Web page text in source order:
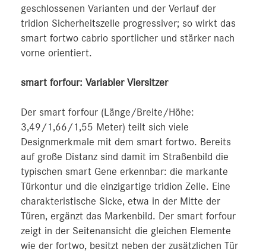
geschlossenen Varianten und der Verlauf der
tridion Sicherheitszelle progressiver; so wirkt das
smart fortwo cabrio sportlicher und stärker nach
vorne orientiert.
smart forfour: Variabler Viersitzer
Der smart forfour (Länge/Breite/Höhe:
3,49/1,66/1,55 Meter) teilt sich viele
Designmerkmale mit dem smart fortwo. Bereits
auf große Distanz sind damit im Straßenbild die
typischen smart Gene erkennbar: die markante
Türkontur und die einzigartige tridion Zelle. Eine
charakteristische Sicke, etwa in der Mitte der
Türen, ergänzt das Markenbild. Der smart forfour
zeigt in der Seitenansicht die gleichen Elemente
wie der fortwo, besitzt neben der zusätzlichen Tür